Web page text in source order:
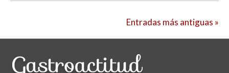
Entradas más antiguas »